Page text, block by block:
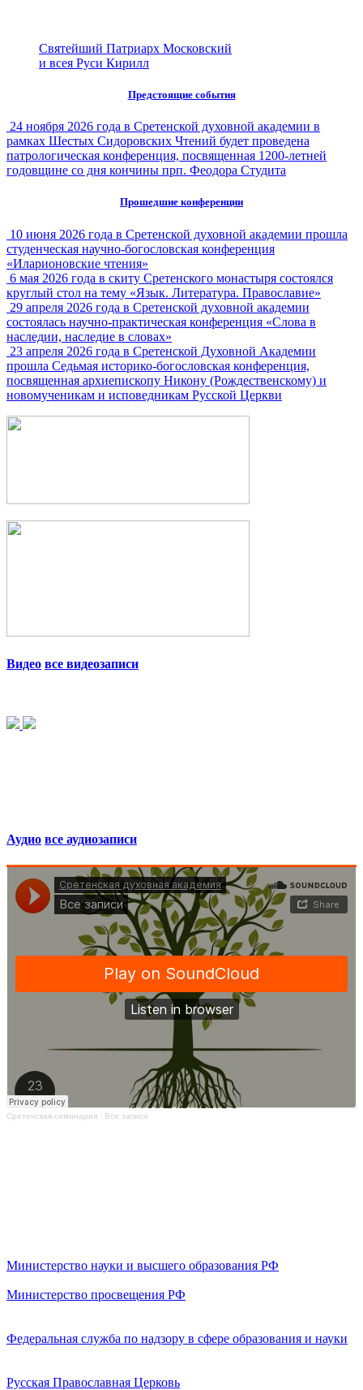
Святейший Патриарх Московский
и всея Руси Кирилл
Предстоящие события
24 ноября 2026 года в Сретенской духовной академии в
рамках Шестых Сидоровских Чтений будет проведена
патрологическая конференция, посвященная 1200-летней
годовщине со дня кончины прп. Феодора Студита
Прошедшие конференции
10 июня 2026 года в Сретенской духовной академии прошла
студенческая научно-богословская конференция
«Иларионовские чтения»
6 мая 2026 года в скиту Сретенского монастыря состоялся
круглый стол на тему «Язык. Литература. Православие»
29 апреля 2026 года в Сретенской духовной академии
состоялась научно-практическая конференция «Слова в
наследии, наследие в словах»
23 апреля 2026 года в Сретенской Духовной Академии
прошла Седьмая историко-богословская конференция,
посвященная архиепископу Никону (Рождественскому) и
новомученикам и исповедникам Русской Церкви
Видео все видеозаписи
Аудио все аудиозаписи
Сретенская семинария · Все записи
Министерство науки и высшего образования РФ
Министерство просвещения РФ
Федеральная служба по надзору в сфере образования и науки
Русская Православная Церковь